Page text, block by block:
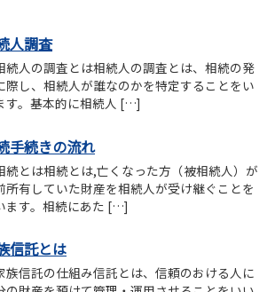
人調査
人の調査とは相続人の調査とは、相続の発
際し、相続人が誰なのかを特定することをい
す。基本的に相続人 […]
手続きの流れ
とは相続とは,亡くなった方（被相続人）が
所有していた財産を相続人が受け継ぐことを
ます。相続にあた […]
信託とは
信託の仕組み信託とは、信頼のおける人に